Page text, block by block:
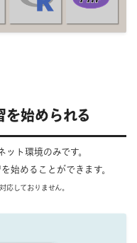
を始められる
ト環境のみです。
始めることができます。
応しておりません。